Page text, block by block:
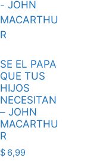
SE EL PAPA
QUE TUS
HIJOS
NECESITAN
– JOHN
MACARTHU
R
$ 6,99